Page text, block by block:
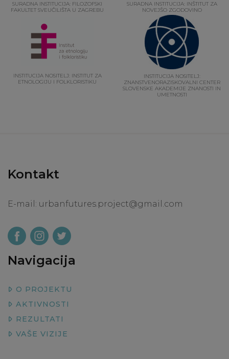
SURADNA INSTITUCIJA: FILOZOFSKI
FAKULTET SVEUČILIŠTA U ZAGREBU
SURADNA INSTITUCIJA: INŠTITUT ZA
NOVEJŠO ZGODOVINO
INSTITUCIJA NOSITELJ: INSTITUT ZA
ETNOLOGIJU I FOLKLORISTIKU
INSTITUCIJA NOSITELJ:
ZNANSTVENORAZISKOVALNI CENTER
SLOVENSKE AKADEMIJE ZNANOSTI IN
UMETNOSTI
Kontakt
E-mail: urbanfutures.project@gmail.com
Navigacija
O PROJEKTU
AKTIVNOSTI
REZULTATI
VAŠE VIZIJE